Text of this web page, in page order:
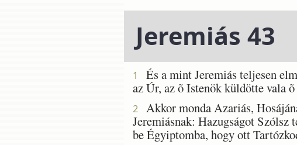
Jeremiás 43
1
És a mint Jeremiás teljesen
az Úr, az õ Istenök küldötte vala
2
Akkor monda Azariás,
Jeremiásnak: Hazugságot
be Égyiptomba, hogy ott